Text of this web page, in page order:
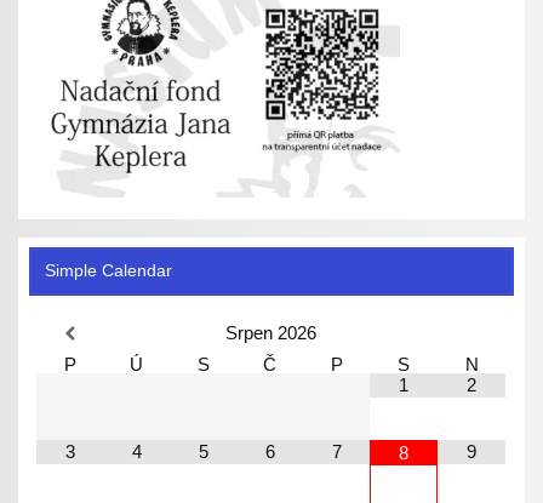
Simple Calendar
Srpen 2026
P
Ú S Č P S
N
1
2
3 4 5 6 7 8 9